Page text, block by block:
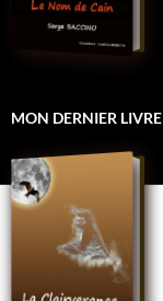
MON DERNIER LIVRE